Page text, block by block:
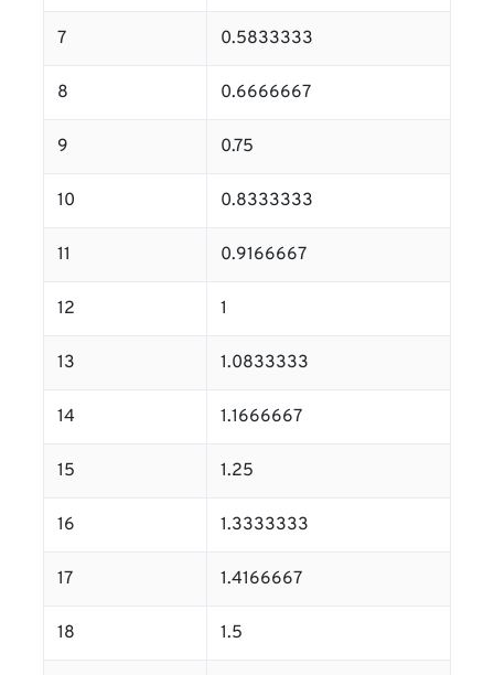
7 0.5833333
8 0.6666667
9 0.75
10 0.8333333
11 0.9166667
12 1
13 1.0833333
14 1.1666667
15 1.25
16 1.3333333
17 1.4166667
18 1.5